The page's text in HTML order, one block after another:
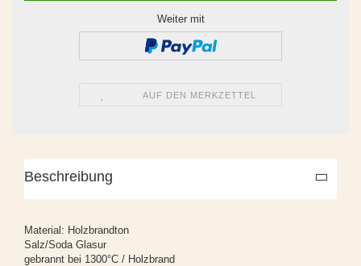
Weiter mit
AUF DEN MERKZETTEL
Beschreibung
Material: Holzbrandton
Salz/Soda Glasur
gebrannt bei 1300°C / Holzbrand